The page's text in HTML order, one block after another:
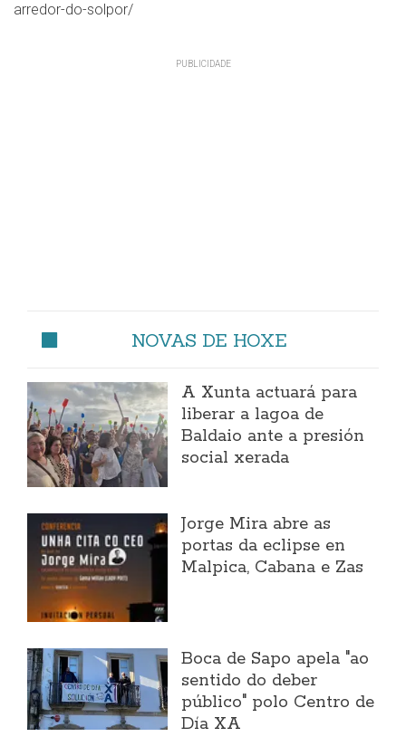
arredor-do-solpor/
NOVAS DE HOXE
A Xunta actuará para
liberar a lagoa de
Baldaio ante a presión
social xerada
Jorge Mira abre as
portas da eclipse en
Malpica, Cabana e Zas
Boca de Sapo apela "ao
sentido do deber
público" polo Centro de
Día XA